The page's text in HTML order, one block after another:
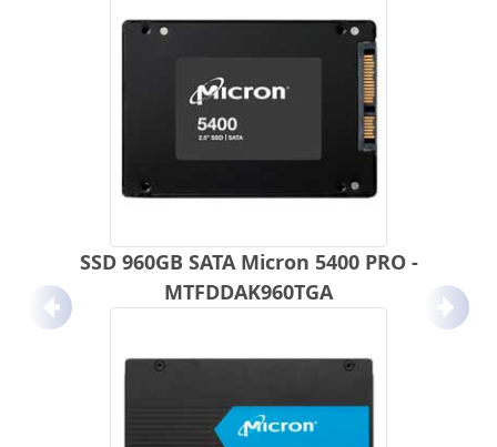
SSD 960GB SATA Micron 5400 PRO -
MTFDDAK960TGA
Anterior